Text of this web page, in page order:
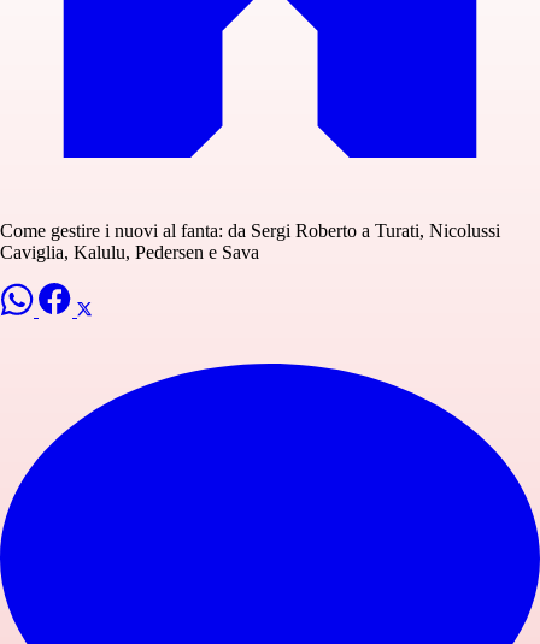
Come gestire i nuovi al fanta: da Sergi Roberto a Turati, Nicolussi
Caviglia, Kalulu, Pedersen e Sava